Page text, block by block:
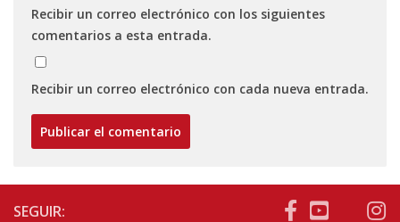
Recibir un correo electrónico con los siguientes
comentarios a esta entrada.
Recibir un correo electrónico con cada nueva entrada.
SEGUIR: